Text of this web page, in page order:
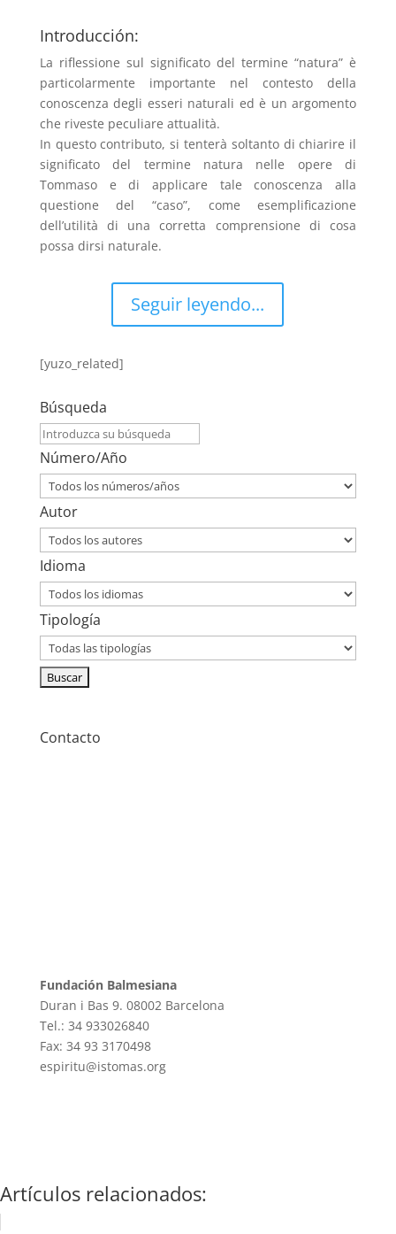
Introducción:
La riflessione sul significato del termine “natura” è
particolarmente importante nel contesto della
conoscenza degli esseri naturali ed è un argomento
che riveste peculiare attualità.
In questo contributo, si tenterà soltanto di chiarire il
significato del termine natura nelle opere di
Tommaso e di applicare tale conoscenza alla
questione del “caso”, come esemplificazione
dell’utilità di una corretta comprensione di cosa
possa dirsi naturale.
Seguir leyendo...
[yuzo_related]
Búsqueda
Número/Año
Autor
Idioma
Tipología
Contacto
Fundación Balmesiana
Duran i Bas 9. 08002 Barcelona
Tel.: 34 933026840
Fax: 34 93 3170498
espiritu@istomas.org
Artículos relacionados: